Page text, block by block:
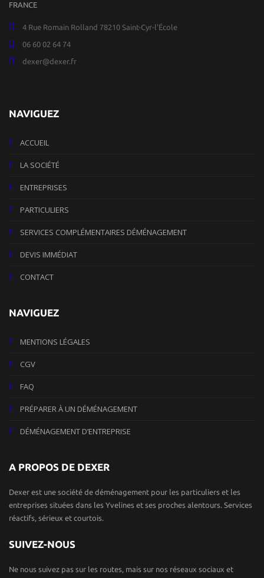
FRANCE
4 Rue Romain Rolland 78210 Saint-Cyr-l'École
06 60 02 64 74
dexer@dexer.fr
NAVIGUEZ
ACCUEIL
LA SOCIÉTÉ
ENTREPRISES
PARTICULIERS
SERVICES COMPLÉMENTAIRES DÉMÉNAGEMENT
DEVIS IMMÉDIAT
CONTACT
NAVIGUEZ
MENTIONS LÉGALES
CGV
FAQ
PRÉPARER À UN DÉMÉNAGEMENT
DÉMÉNAGEMENT D’ENTREPRISE
A PROPOS DE DEXER
Dexer est une société de déménagement pour les particuliers et les
entreprises situées dans les Yvelines et ses proches alentours. Services
réactifs, sérieux et courtois.
SUIVEZ-NOUS
Ne nous suivez pas sur les routes, mais sur nos réseaux sociaux et